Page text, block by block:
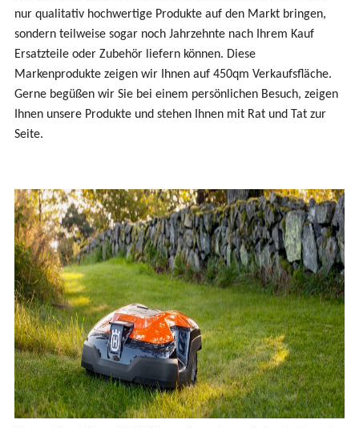
nur qualitativ hochwertige Produkte auf den Markt bringen,
sondern teilweise sogar noch Jahrzehnte nach Ihrem Kauf
Ersatzteile oder Zubehör liefern können. Diese
Markenprodukte zeigen wir Ihnen auf 450qm Verkaufsfläche.
Gerne begüßen wir Sie bei einem persönlichen Besuch, zeigen
Ihnen unsere Produkte und stehen Ihnen mit Rat und Tat zur
Seite.